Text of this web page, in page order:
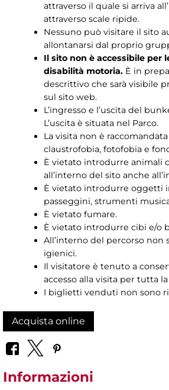
attraverso il quale si arriva
attraverso scale ripide.
Nessuno può visitare il sito
allontanarsi dal proprio
Il sito non è accessibile per
disabilità motoria.È in
descrittivo che sarà visibile
sul sito web.
L’ingresso e l’uscita del
L’uscita è situata nel Parco.
La visita non è
claustrofobia, fotofobia e
È vietato introdurre animali
all’interno del sito anche
È vietato introdurre oggetti
passeggini, strumenti
È vietato fumare.
È vietato introdurre cibi e/o
All’interno del percorso non
igienici.
Il visitatore è tenuto a
accesso alla visita per tutta
I biglietti venduti non sono
Acquista online
Informazioni